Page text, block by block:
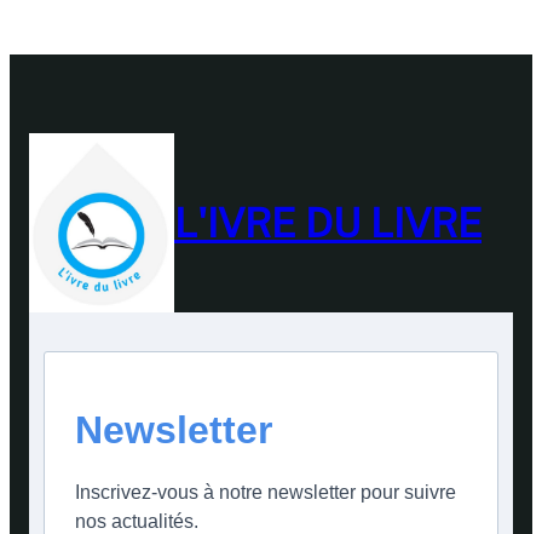
L'IVRE DU LIVRE
Newsletter
Inscrivez-vous à notre newsletter pour suivre
nos actualités.